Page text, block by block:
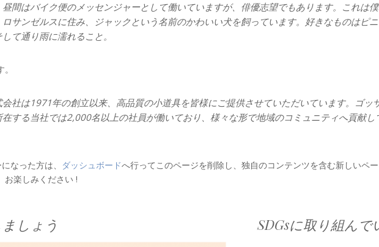
間はバイク便のメッセンジャーとして働いていますが、俳優志望でもあります。これは僕
サンゼルスに住み、ジャックという名前のかわいい犬を飼っています。好きなものはピニ
て通り雨に濡れること。
会社は1971年の創立以来、高品質の小道具を皆様にご提供させていただいています。ゴッ
する当社では2,000名以上の社員が働いており、様々な形で地域のコミュニティへ貢献し
なった方は、 ダッシュボードへ行ってこのページを削除し、独自のコンテンツを含む新しいペ
お楽しみください !
しょう SDGsに取り組んで